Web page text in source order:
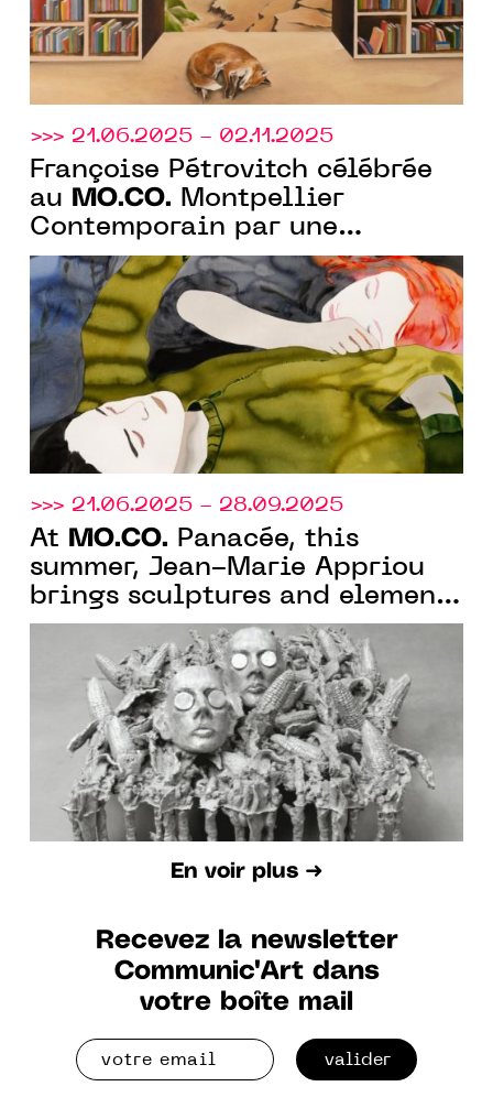
>>> 21.06.2025 - 02.11.2025
Françoise Pétrovitch célébrée
au MO.CO. Montpellier
Contemporain par une
monographie de 130 œuvres.
>>> 21.06.2025 - 28.09.2025
At MO.CO. Panacée, this
summer, Jean-Marie Appriou
brings sculptures and elements
into dialogue, exploring
materiality, giving form to the
formless.
En voir plus ➜
Recevez la newsletter
Communic'Art dans
votre boîte mail
valider